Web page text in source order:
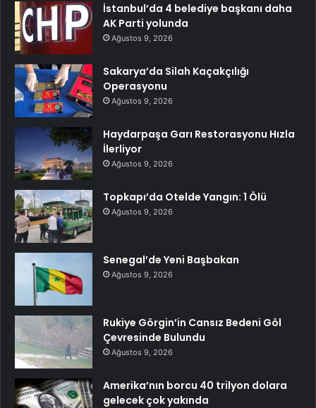
İstanbul’da 4 belediye başkanı daha
AK Parti yolunda
Ağustos 9, 2026
Sakarya’da Silah Kaçakçılığı
Operasyonu
Ağustos 9, 2026
Haydarpaşa Garı Restorasyonu Hızla
İlerliyor
Ağustos 9, 2026
Topkapı’da Otelde Yangın: 1 Ölü
Ağustos 9, 2026
Senegal’de Yeni Başbakan
Ağustos 9, 2026
Rukiye Görgin’in Cansız Bedeni Göl
Çevresinde Bulundu
Ağustos 9, 2026
Amerika’nın borcu 40 trilyon dolara
gelecek çok yakında